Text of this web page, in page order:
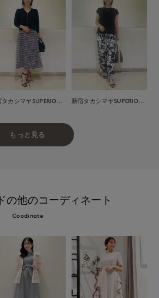
もっと見る
の他のコーディネート
Coodinate